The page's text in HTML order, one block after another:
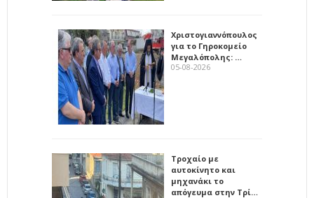
Χριστογιαννόπουλος
για το Γηροκομείο
Μεγαλόπολης: …
05-08-2026
Τροχαίο με
αυτοκίνητο και
μηχανάκι το
απόγευμα στην Τρί…